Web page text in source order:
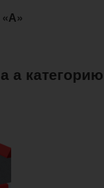
а категорию